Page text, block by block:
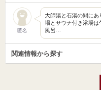
匿名
大師湯と石湯の間に
場とサウナ付き浴場は
風呂…
関連情報から探す